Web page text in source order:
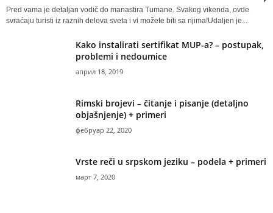
Pred vama je detaljan vodič do manastira Tumane. Svakog vikenda, ovde
svraćaju turisti iz raznih delova sveta i vi možete biti sa njima!Udaljen je...
Kako instalirati sertifikat MUP-a? – postupak,
problemi i nedoumice
април 18, 2019
Rimski brojevi – čitanje i pisanje (detaljno
objašnjenje) + primeri
фебруар 22, 2020
Vrste reči u srpskom jeziku – podela + primeri
март 7, 2020